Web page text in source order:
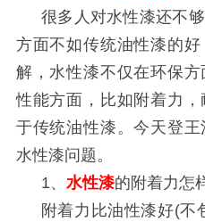
很多人对水性漆还不
方面不如传统油性漆的
解，水性漆不仅在环保
性能方面，比如附着力
于传统油性漆。今天登
水性漆问题。
1、 水性漆的附着力怎
附着力比油性漆好(不